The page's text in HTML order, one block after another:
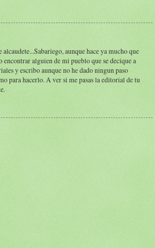
aunque hace ya mucho que
alguien de mi pueblo que se decique a
y escribo aunque no he dado ningun paso
para hacerlo. A ver si me pasas la editorial de tu